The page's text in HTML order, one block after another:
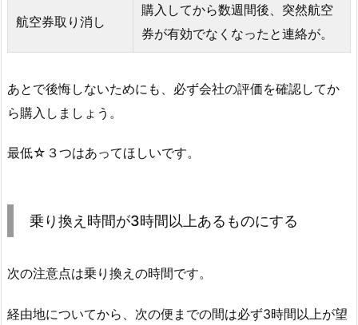
航空券取り消し
購入してから数週間後、突然航空
券が有効でなくなったと連絡が。
あとで後悔しないためにも、必ず会社の評価を確認してか
ら購入しましょう。
最低☆３つはあってほしいです。
乗り換え時間が3時間以上あるものにする
次の注意点は乗り換えの時間です。
経由地についてから、次の便までの間は必ず3時間以上が望